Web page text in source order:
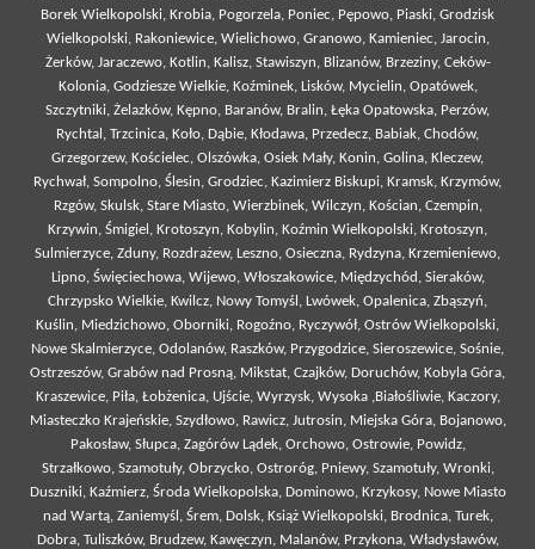
Borek Wielkopolski, Krobia, Pogorzela, Poniec, Pępowo, Piaski, Grodzisk
Wielkopolski, Rakoniewice, Wielichowo, Granowo, Kamieniec, Jarocin,
Żerków, Jaraczewo, Kotlin, Kalisz, Stawiszyn, Blizanów, Brzeziny, Ceków-
Kolonia, Godziesze Wielkie, Koźminek, Lisków, Mycielin, Opatówek,
Szczytniki, Żelazków, Kępno, Baranów, Bralin, Łęka Opatowska, Perzów,
Rychtal, Trzcinica, Koło, Dąbie, Kłodawa, Przedecz, Babiak, Chodów,
Grzegorzew, Kościelec, Olszówka, Osiek Mały, Konin, Golina, Kleczew,
Rychwał, Sompolno, Ślesin, Grodziec, Kazimierz Biskupi, Kramsk, Krzymów,
Rzgów, Skulsk, Stare Miasto, Wierzbinek, Wilczyn, Kościan, Czempin,
Krzywin, Śmigiel, Krotoszyn, Kobylin, Koźmin Wielkopolski, Krotoszyn,
Sulmierzyce, Zduny, Rozdrażew, Leszno, Osieczna, Rydzyna, Krzemieniewo,
Lipno, Święciechowa, Wijewo, Włoszakowice, Międzychód, Sieraków,
Chrzypsko Wielkie, Kwilcz, Nowy Tomyśl, Lwówek, Opalenica, Zbąszyń,
Kuślin, Miedzichowo, Oborniki, Rogoźno, Ryczywół, Ostrów Wielkopolski,
Nowe Skalmierzyce, Odolanów, Raszków, Przygodzice, Sieroszewice, Sośnie,
Ostrzeszów, Grabów nad Prosną, Mikstat, Czajków, Doruchów, Kobyla Góra,
Kraszewice, Piła, Łobżenica, Ujście, Wyrzysk, Wysoka ,Białośliwie, Kaczory,
Miasteczko Krajeńskie, Szydłowo, Rawicz, Jutrosin, Miejska Góra, Bojanowo,
Pakosław, Słupca, Zagórów Lądek, Orchowo, Ostrowie, Powidz,
Strzałkowo, Szamotuły, Obrzycko, Ostroróg, Pniewy, Szamotuły, Wronki,
Duszniki, Kaźmierz, Środa Wielkopolska, Dominowo, Krzykosy, Nowe Miasto
nad Wartą, Zaniemyśl, Śrem, Dolsk, Książ Wielkopolski, Brodnica, Turek,
Dobra, Tuliszków, Brudzew, Kawęczyn, Malanów, Przykona, Władysławów,